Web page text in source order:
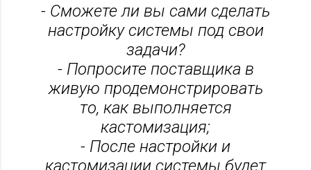
- Сможете ли вы сами сделать
настройку системы под свои
задачи?
- Попросите поставщика в
живую продемонстрировать
то, как выполняется
кастомизация;
- После настройки и
кастомизации системы будет